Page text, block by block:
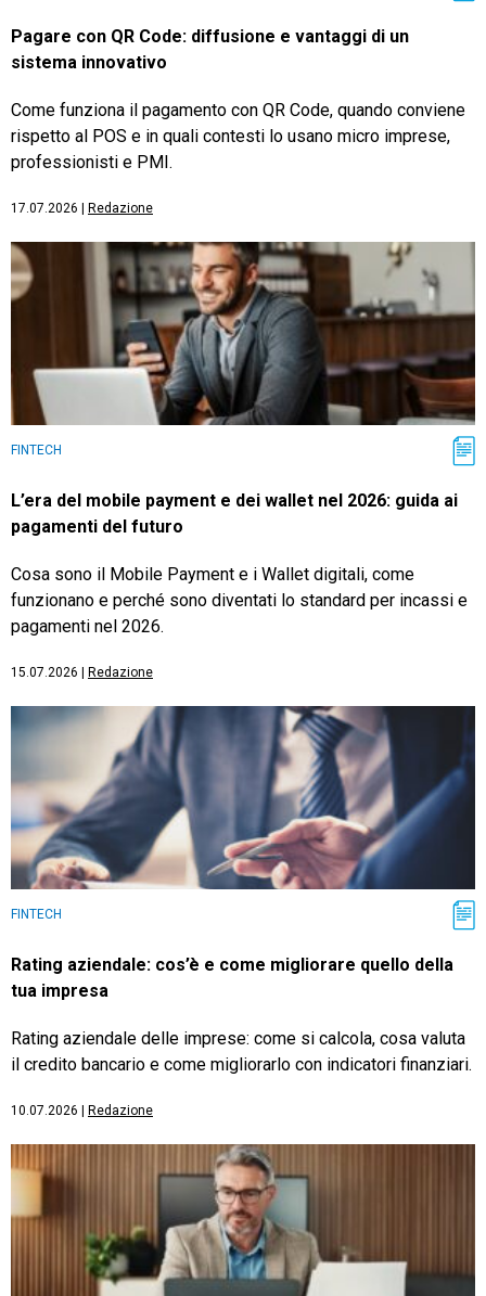
Pagare con QR Code: diffusione e vantaggi di un
sistema innovativo
Come funziona il pagamento con QR Code, quando conviene
rispetto al POS e in quali contesti lo usano micro imprese,
professionisti e PMI.
17.07.2026 | Redazione
FINTECH
L’era del mobile payment e dei wallet nel 2026: guida ai
pagamenti del futuro
Cosa sono il Mobile Payment e i Wallet digitali, come
funzionano e perché sono diventati lo standard per incassi e
pagamenti nel 2026.
15.07.2026 | Redazione
FINTECH
Rating aziendale: cos’è e come migliorare quello della
tua impresa
Rating aziendale delle imprese: come si calcola, cosa valuta
il credito bancario e come migliorarlo con indicatori finanziari.
10.07.2026 | Redazione